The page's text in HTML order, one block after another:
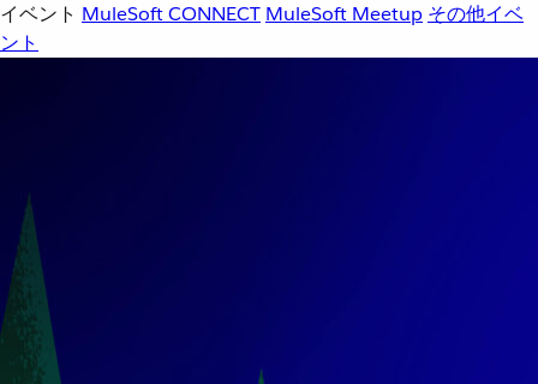
イベント MuleSoft CONNECT MuleSoft Meetup その他イベ
ント